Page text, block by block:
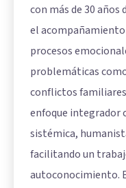
con más de 30 años
el
procesos
problemáticas
conflictos
enfoque integrador
sistémica,
facilitando un
autoconocimiento.